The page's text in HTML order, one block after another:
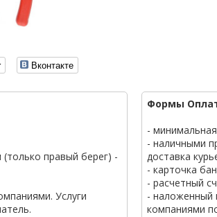
Вконтакте
правый берег) -
Услуги
Формы
-
- наличными
доставка
- карточка
- расчетный
- наложенный
компаниями